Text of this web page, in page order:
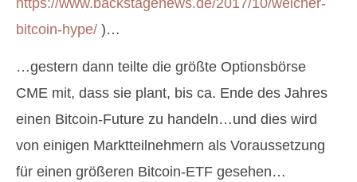
bitcoin-hype/ )…
…gestern dann teilte die größte Optionsbörse
CME mit, dass sie plant, bis ca. Ende des Jahres
einen Bitcoin-Future zu handeln…und dies wird
von einigen Marktteilnehmern als Voraussetzung
für einen größeren Bitcoin-ETF gesehen…